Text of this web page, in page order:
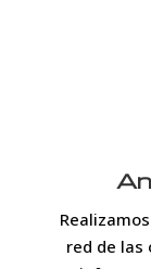
red de las